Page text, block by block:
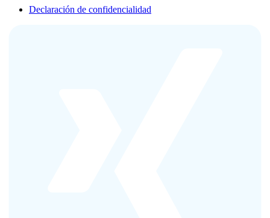
Declaración de confidencialidad